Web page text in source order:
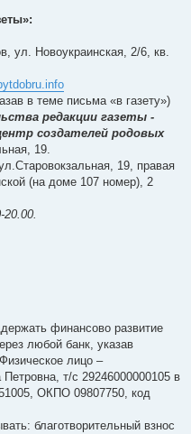
ул. Новоукраинская, 2/6, кв.
в теме письма «в газету»)
редакции газеты -
создателей родовых
19.
19, правая
(на доме 107 номер), 2
финансово развитие
любой банк, указав
лицо –
т/с 29246000000105 в
ОКПО 09807750, код
благотворительный взнос